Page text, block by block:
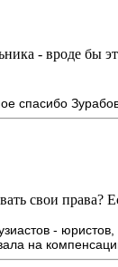
- вроде бы
спасибо
свои права?
- юристов,
на